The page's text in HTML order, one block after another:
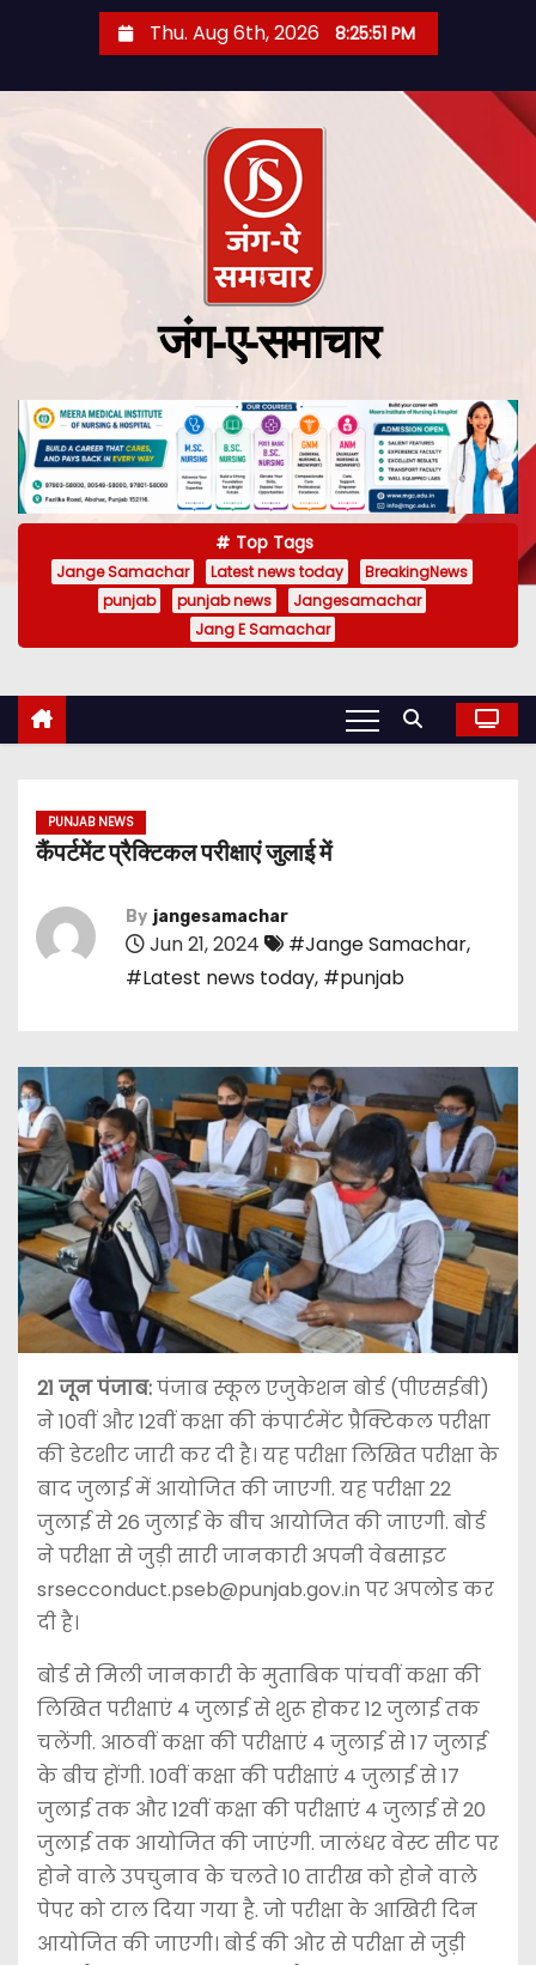
Thu. Aug 6th, 2026 8:25:52 PM
जंग-ए-समाचार
Top Tags
Jange Samachar Latest news today
BreakingNews
punjab
punjab news
Jangesamachar
Jang E Samachar
PUNJAB NEWS
कैंपर्टमेंट प्रैक्टिकल परीक्षाएं जुलाई में
By jangesamachar
Jun 21, 2024 #Jange Samachar,
#Latest news today, #punjab
21 जून पंजाब:पंजाब स्कूल एजुकेशन बोर्ड (पीएसईबी)
ने 10वीं और 12वीं कक्षा की कंपार्टमेंट प्रैक्टिकल परीक्षा
की डेटशीट जारी कर दी है। यह परीक्षा लिखित परीक्षा के
बाद जुलाई में आयोजित की जाएगी. यह परीक्षा 22
जुलाई से 26 जुलाई के बीच आयोजित की जाएगी. बोर्ड
ने परीक्षा से जुड़ी सारी जानकारी अपनी वेबसाइट
srsecconduct.pseb@punjab.gov.in पर अपलोड कर
दी है।
बोर्ड से मिली जानकारी के मुताबिक पांचवीं कक्षा की
लिखित परीक्षाएं 4 जुलाई से शुरू होकर 12 जुलाई तक
चलेंगी. आठवीं कक्षा की परीक्षाएं 4 जुलाई से 17 जुलाई
के बीच होंगी. 10वीं कक्षा की परीक्षाएं 4 जुलाई से 17
जुलाई तक और 12वीं कक्षा की परीक्षाएं 4 जुलाई से 20
जुलाई तक आयोजित की जाएंगी. जालंधर वेस्ट सीट पर
होने वाले उपचुनाव के चलते 10 तारीख को होने वाले
पेपर को टाल दिया गया है. जो परीक्षा के आखिरी दिन
आयोजित की जाएगी। बोर्ड की ओर से परीक्षा से जुड़ी